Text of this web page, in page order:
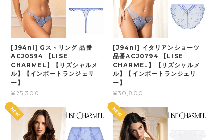
[J94nl] Gストリング 品番
ACJ0594 【LISE
CHARMEL】【リズシャルメ
ル】【インポートランジェリ
ー】
¥25,300
[J94nl] イタリアンショーツ
品番ACJ0794 【LISE
CHARMEL】【リズシャルメ
ル】【インポートランジェリ
ー】
¥30,800